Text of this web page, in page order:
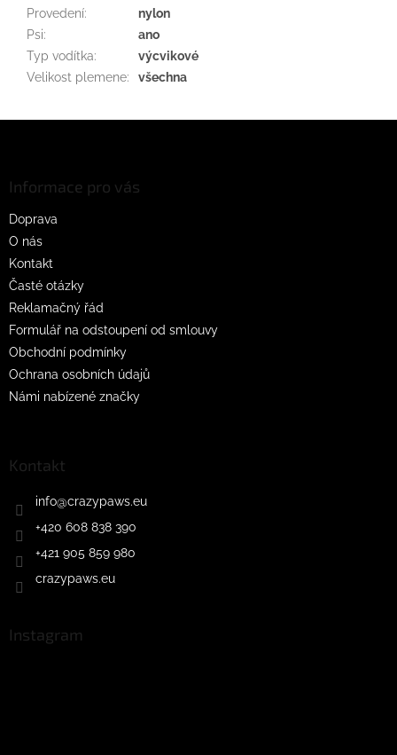
Provedení:
nylon
Psi:
ano
Typ vodítka:
výcvikové
Velikost plemene: všechna
Informace pro vás
Doprava
O nás
Kontakt
Časté otázky
Reklamačný řád
Formulář na odstoupení od smlouvy
Obchodní podmínky
Ochrana osobních údajů
Námi nabízené značky
Kontakt
info@crazypaws.eu
+420 608 838 390
+421 905 859 980
crazypaws.eu
Instagram